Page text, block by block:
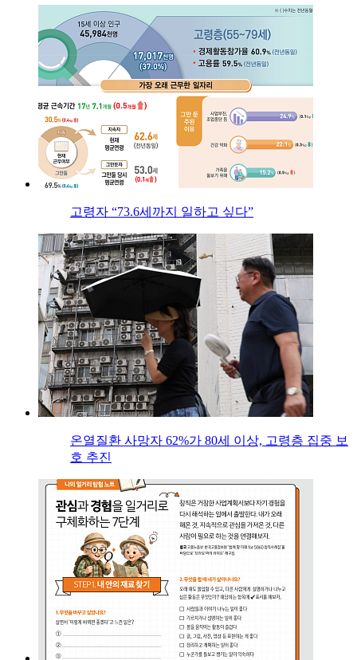
고령자 “73.6세까지 일하고 싶다”
온열질환 사망자 62%가 80세 이상, 고령층 집중 보
호 추진